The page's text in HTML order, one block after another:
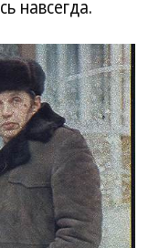
навсегда.